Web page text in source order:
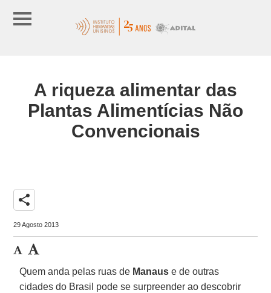
A riqueza alimentar das
Plantas Alimentícias Não
Convencionais
share
29 Agosto 2013
Quem anda pelas ruas de Manaus e de outras
cidades do Brasil pode se surpreender ao descobrir